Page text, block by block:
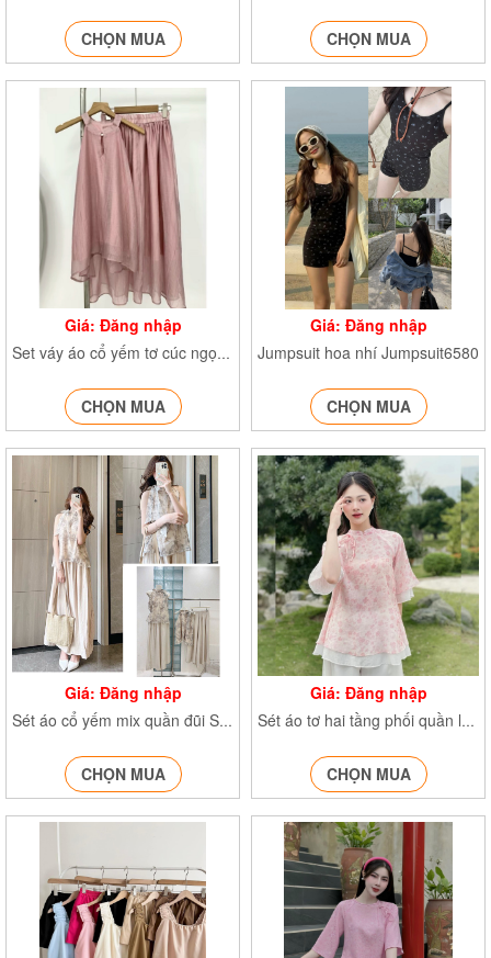
CHỌN MUA CHỌN MUA
Giá: Đăng nhập
Set váy áo cổ yếm tơ cúc ngọc Set1455
CHỌN MUA
Giá: Đăng nhập
Jumpsuit hoa nhí Jumpsuit6580
CHỌN MUA
Giá: Đăng nhập
Sét áo cổ yếm mix quần đũi Set2405
CHỌN MUA
Giá: Đăng nhập
Sét áo tơ hai tầng phối quần lụa Setaototang2018
CHỌN MUA